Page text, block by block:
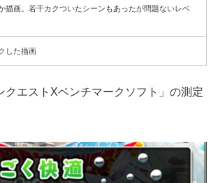
描画。若干カクついたシーンもあったが問題ないレベ
した描画
クエストXベンチマークソフト」の測定